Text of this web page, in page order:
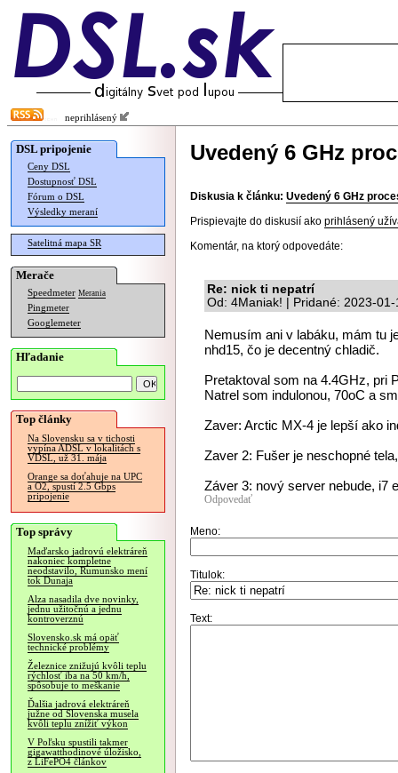
neprihlásený
DSL pripojenie
Ceny DSL
Dostupnosť DSL
Fórum o DSL
Výsledky meraní
Satelitná mapa SR
Merače
Speedmeter Merania
Pingmeter
Googlemeter
Hľadanie
Top články
Na Slovensku sa v tichosti
vypína ADSL v lokalitách s
VDSL, už 31. mája
Orange sa doťahuje na UPC
a O2, spustí 2.5 Gbps
pripojenie
Top správy
Maďarsko jadrovú elektráreň
nakoniec kompletne
neodstavilo, Rumunsko mení
tok Dunaja
Alza nasadila dve novinky,
jednu užitočnú a jednu
kontroverznú
Slovensko.sk má opäť
technické problémy
Železnice znižujú kvôli teplu
rýchlosť iba na 50 km/h,
spôsobuje to meškanie
Ďalšia jadrová elektráreň
južne od Slovenska musela
kvôli teplu znížiť výkon
V Poľsku spustili takmer
gigawatthodinové úložisko,
z LiFePO4 článkov
Uvedený 6 GHz
Diskusia k článku: Uvedený 6 GHz
Prispievajte do diskusií ako prihlásený
Komentár, na ktorý odpovedáte:
Re: nick ti nepatrí
Od: 4Maniak! | Pridané: 2023-
Nemusím ani v labáku, mám tu
nhd15, čo je decentný chladič.
Pretaktoval som na 4.4GHz, pri
Natrel som indulonou, 70oC a
Zaver: Arctic MX-4 je lepší ako
Zaver 2: Fušer je neschopné
Záver 3: nový server nebude, i7
Odpovedať
Meno:
Titulok:
Text: